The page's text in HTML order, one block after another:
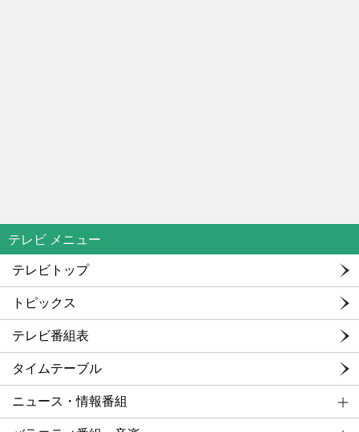
テレビ メニュー
テレビトップ
トピックス
テレビ番組表
タイムテーブル
ニュース・情報番組